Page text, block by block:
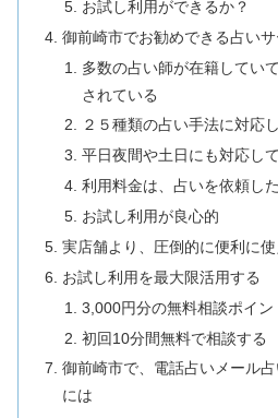
お試し利用ができるか？
御前崎市でお勧めできる占いサ
多数の占い師が在籍してい
されている
２５種類の占い手法に対応
平日夜間や土日にも対応し
利用料金は、占いを依頼し
お試し利用が良心的
実店舗より、圧倒的に便利に使
お試し利用を最大限活用する
3,000円分の無料相談ポイン
初回10分間無料で相談する
御前崎市で、電話占いメール
には